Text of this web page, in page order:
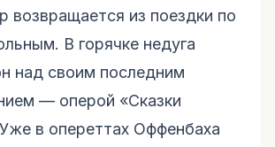
возвращается из поездки по
В горячке недуга
над своим последним
— оперой «Сказки
в опереттах Оффенбаха